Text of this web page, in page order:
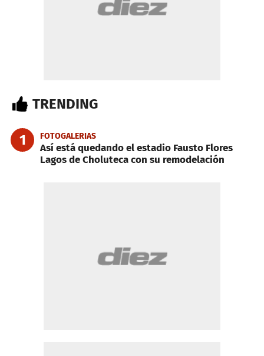
TRENDING
1 FOTOGALERIAS
Así está quedando el estadio Fausto Flores
Lagos de Choluteca con su remodelación